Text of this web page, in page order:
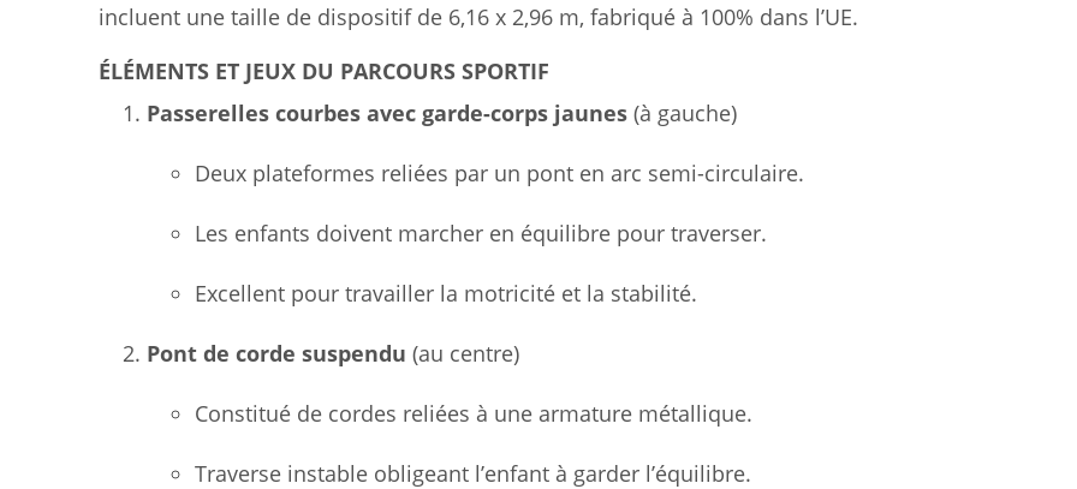
incluent une taille de dispositif de 6,16 x 2,96 m, fabriqué à 100% dans l’UE.
ÉLÉMENTS ET JEUX DU PARCOURS SPORTIF
Passerelles courbes avec garde-corps jaunes (à gauche)
Deux plateformes reliées par un pont en arc semi-circulaire.
Les enfants doivent marcher en équilibre pour traverser.
Excellent pour travailler la motricité et la stabilité.
Pont de corde suspendu (au centre)
Constitué de cordes reliées à une armature métallique.
Traverse instable obligeant l’enfant à garder l’équilibre.